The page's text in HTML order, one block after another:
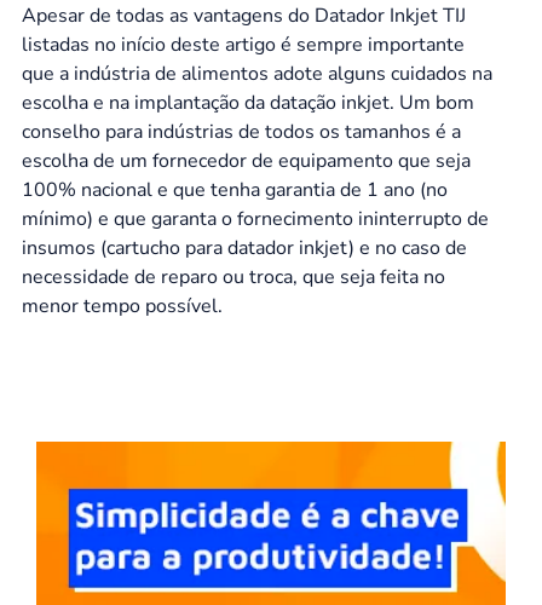
Apesar de todas as vantagens do Datador Inkjet TIJ
listadas no início deste artigo é sempre importante
que a indústria de alimentos adote alguns cuidados na
escolha e na implantação da datação inkjet. Um bom
conselho para indústrias de todos os tamanhos é a
escolha de um fornecedor de equipamento que seja
100% nacional e que tenha garantia de 1 ano (no
mínimo) e que garanta o fornecimento ininterrupto de
insumos (cartucho para datador inkjet) e no caso de
necessidade de reparo ou troca, que seja feita no
menor tempo possível.